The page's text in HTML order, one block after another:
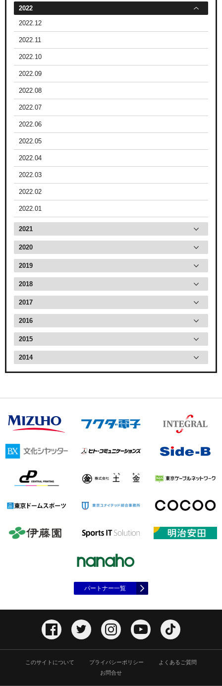
2022
2022.12
2022.11
2022.10
2022.09
2022.08
2022.07
2022.06
2022.05
2022.04
2022.03
2022.02
2022.01
2021
2020
2019
2018
2017
2016
2015
2014
パートナー一覧
このサイトについて プライバシーポリシー
よくあるご質問
お問合せ